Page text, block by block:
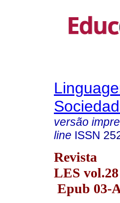
versão
line ISSN
Revista
LES
Epub 03-